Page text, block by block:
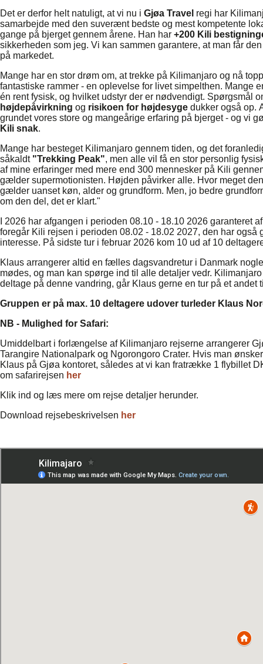
Det er derfor helt natuligt, at vi nu i Gjøa Travel regi har
samarbejde med den suverænt bedste og mest kompetente
gange på bjerget gennem årene. Han har +200 Kili
sikkerheden som jeg. Vi kan sammen garantere, at man får
på markedet.
Mange har en stor drøm om, at trekke på Kilimanjaro og nå
fantastiske rammer - en oplevelse for livet simpelthen. Mange
én rent fysisk, og hvilket udstyr der er nødvendigt. Spørgsmål
højdepåvirkning og risikoen for højdesyge dukker også op.
grundet vores store og mangeårige erfaring på bjerget - og vi
Kili snak.
Mange har besteget Kilimanjaro gennem tiden, og det
såkaldt "Trekking Peak", men alle vil få en stor personlig
af mine erfaringer med mere end 300 mennesker på Kili
gælder supermotionisten. Højden påvirker alle. Hvor meget
gælder uanset køn, alder og grundform. Men, jo bedre
om den del, det er klart."
I 2026 har afgangen i perioden 08.10 - 18.10 2026 garanteret
foregår Kili rejsen i perioden 08.02 - 18.02 2027, den har
interesse. På sidste tur i februar 2026 kom 10 ud af 10
Klaus arrangerer altid en fælles dagsvandretur i Danmark
mødes, og man kan spørge ind til alle detaljer vedr.
deltage på denne vandring, går Klaus gerne en tur på et andet
Gruppen er på max. 10 deltagere udover turleder Klaus
NB - Mulighed for Safari:
Umiddelbart i forlængelse af Kilimanjaro rejserne arrangerer
Tarangire Nationalpark og Ngorongoro Crater. Hvis man
Klaus på Gjøa kontoret, således at vi kan fratrække 1 flybillet
om safarirejsen her
Klik ind og læs mere om rejse detaljer herunder.
Download rejsebeskrivelsen her